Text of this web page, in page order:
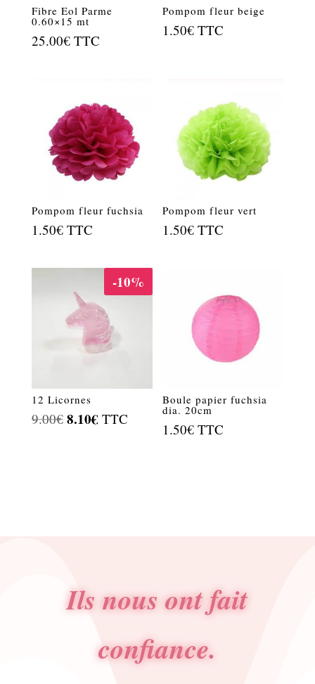
Fibre Eol Parme
0.60×15 mt
25.00€ TTC
Pompom fleur beige
1.50€ TTC
Pompom fleur fuchsia
1.50€ TTC
Pompom fleur vert
1.50€ TTC
-10%
12 Licornes
9.00€ Le
8.10€Le
TTC
Boule papier fuchsia
dia. 20cm
1.50€ TTC
Ils nous ont fait
confiance.